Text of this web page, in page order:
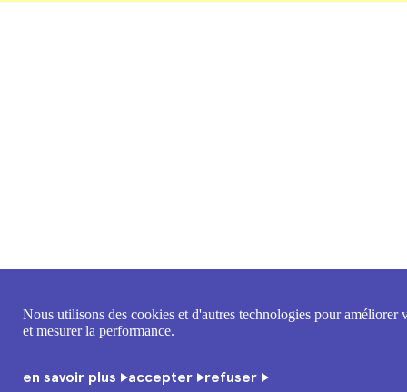
Nous utilisons des cookies et d'autres technologies pour améliorer
et mesurer la performance.
en savoir plus accepter refuser